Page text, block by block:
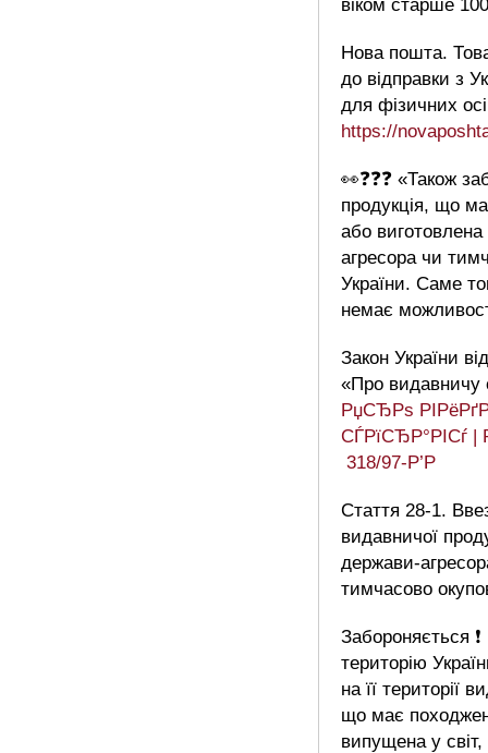
віком старше
Нова пошта.
до відправки з
для фізичних
https://
👀❓❓❓ «Також
продукція, що
або виготовлена
агресора чи
України. Саме
немає
Закон України
«Про видавничу
РџСЂРѕ
СЃРїСЂР°РІСѓ |
318/97-Р’Р
Стаття 28-1.
видавничої
держави-
тимчасово
Забороняється
територію
на її території
що має
випущена у